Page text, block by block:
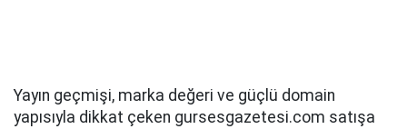
Yayın geçmişi, marka değeri ve güçlü domain
yapısıyla dikkat çeken gursesgazetesi.com satışa